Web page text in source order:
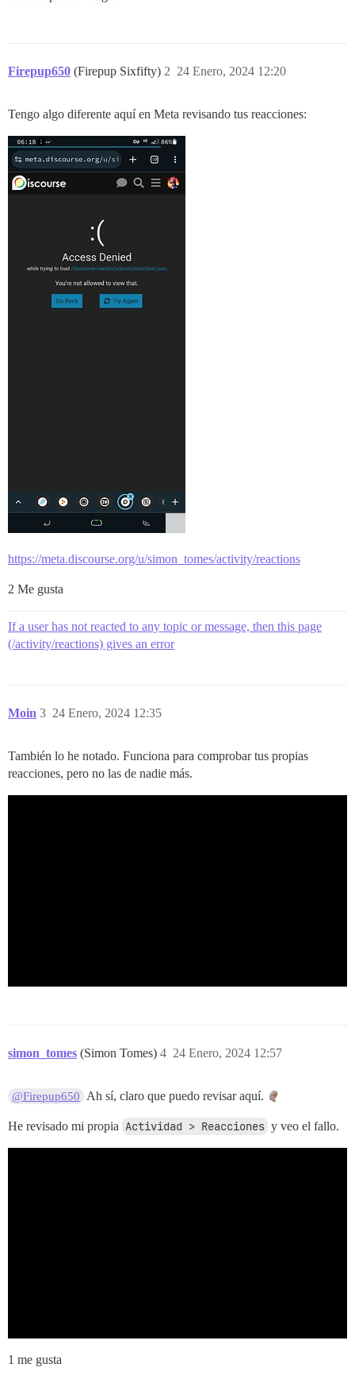
Firepup650 (Firepup Sixfifty) 24 Enero, 2024 12:20
2
Tengo algo diferente aquí en Meta revisando tus reacciones:
https://meta.discourse.org/u/simon_tomes/activity/reactions
2 Me gusta
If a user has not reacted to any topic or message, then this page
(/activity/reactions) gives an error
Moin 24 Enero, 2024 12:35
3
También lo he notado. Funciona para comprobar tus propias
reacciones, pero no las de nadie más.
simon_tomes (Simon Tomes) 24 Enero, 2024 12:57
4
@Firepup650 Ah sí, claro que puedo revisar aquí.
He revisado mi propia Actividad > Reacciones y veo el fallo.
1 me gusta